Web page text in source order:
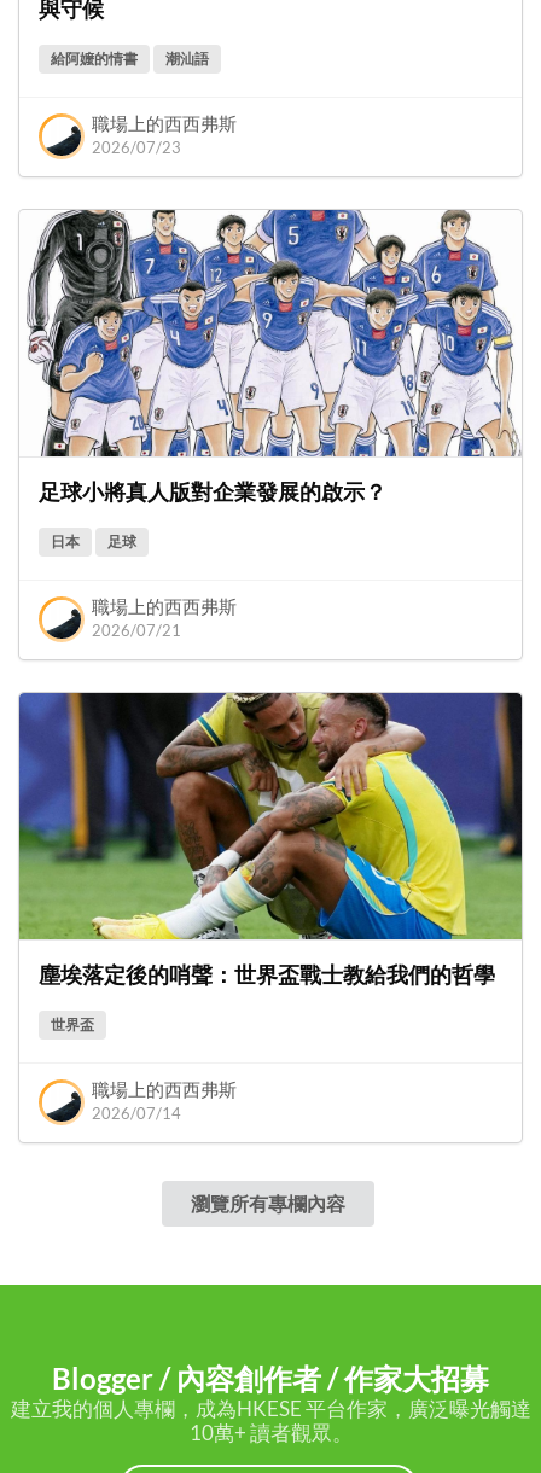
與守候
給阿嬤的情書 潮汕語
職場上的西西弗斯
2026/07/23
足球小將真人版對企業發展的啟示？
日本 足球
職場上的西西弗斯
2026/07/21
塵埃落定後的哨聲：世界盃戰士教給我們的哲學
世界盃
職場上的西西弗斯
2026/07/14
瀏覽所有專欄內容
Blogger / 內容創作者 / 作家大招募
建立我的個人專欄，成為HKESE 平台作家，廣泛曝光觸達
10萬+ 讀者觀眾。